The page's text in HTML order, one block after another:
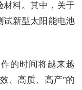
材料。其中，关于
试新型太阳能电池
的时间将越来越
、高质、高产”的